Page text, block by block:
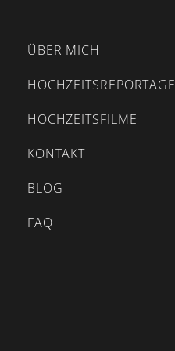
ÜBER MICH
HOCHZEITSREPORTAGE
HOCHZEITSFILME
KONTAKT
BLOG
FAQ